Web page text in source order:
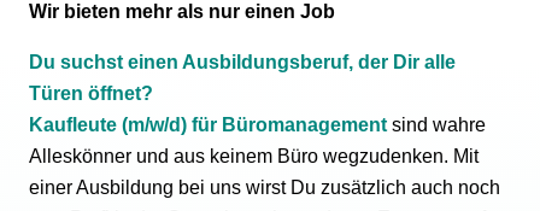
Wir bieten mehr als nur einen Job
Du suchst einen Ausbildungsberuf, der Dir alle
Türen öffnet?
Kaufleute (m/w/d) für Büromanagement sind wahre
Alleskönner und aus keinem Büro wegzudenken. Mit
einer Ausbildung bei uns wirst Du zusätzlich auch noch